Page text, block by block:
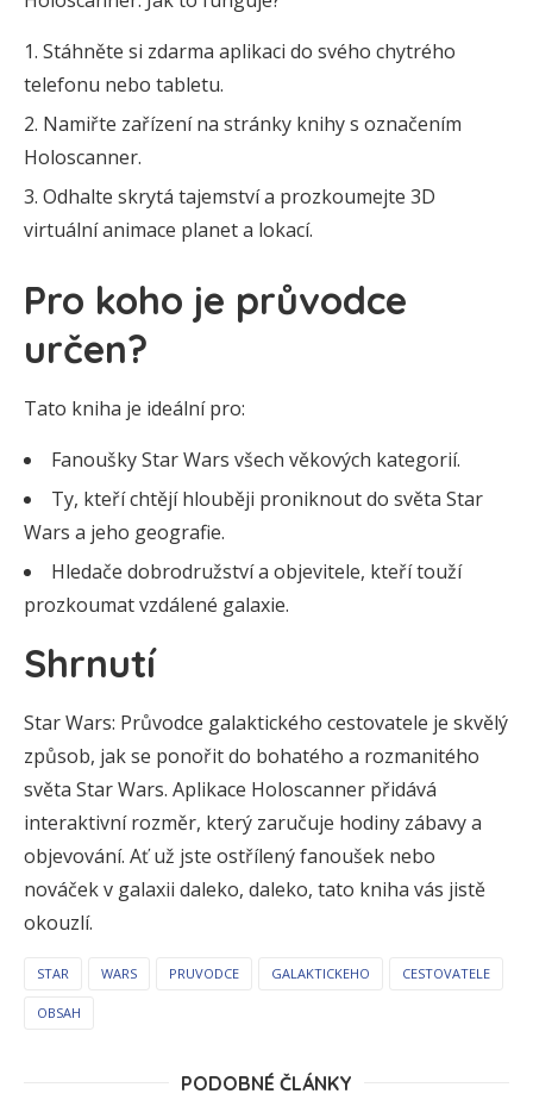
Stáhněte si zdarma aplikaci do svého chytrého
telefonu nebo tabletu.
Namiřte zařízení na stránky knihy s označením
Holoscanner.
Odhalte skrytá tajemství a prozkoumejte 3D
virtuální animace planet a lokací.
Pro koho je průvodce
určen?
Tato kniha je ideální pro:
Fanoušky Star Wars všech věkových kategorií.
Ty, kteří chtějí hlouběji proniknout do světa Star
Wars a jeho geografie.
Hledače dobrodružství a objevitele, kteří touží
prozkoumat vzdálené galaxie.
Shrnutí
Star Wars: Průvodce galaktického cestovatele je skvělý
způsob, jak se ponořit do bohatého a rozmanitého
světa Star Wars. Aplikace Holoscanner přidává
interaktivní rozměr, který zaručuje hodiny zábavy a
objevování. Ať už jste ostřílený fanoušek nebo
nováček v galaxii daleko, daleko, tato kniha vás jistě
okouzlí.
STAR WARS PRUVODCE GALAKTICKEHO CESTOVATELE
OBSAH
PODOBNÉ ČLÁNKY